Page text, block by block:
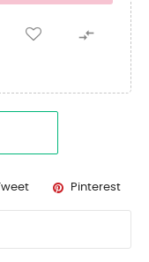

Tweet Pinterest